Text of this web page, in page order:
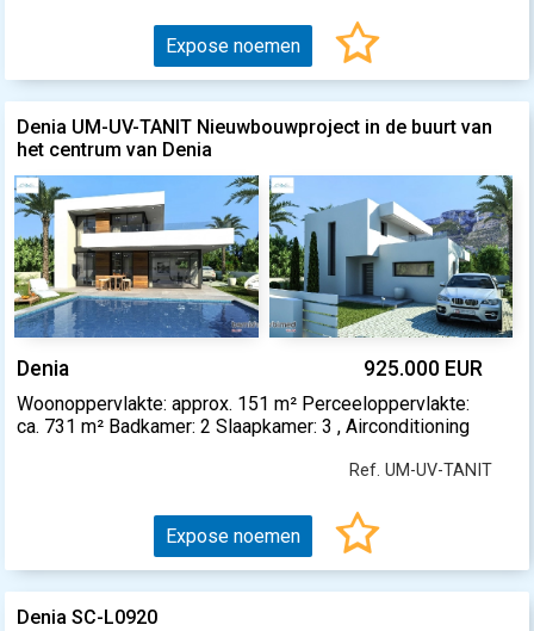
Expose noemen
Denia UM-UV-TANIT Nieuwbouwproject in de buurt van
het centrum van Denia
Denia 925.000 EUR
Woonoppervlakte: approx. 151 m² Perceeloppervlakte:
ca. 731 m² Badkamer: 2 Slaapkamer: 3 , Airconditioning
Ref. UM-UV-TANIT
Expose noemen
Denia SC-L0920